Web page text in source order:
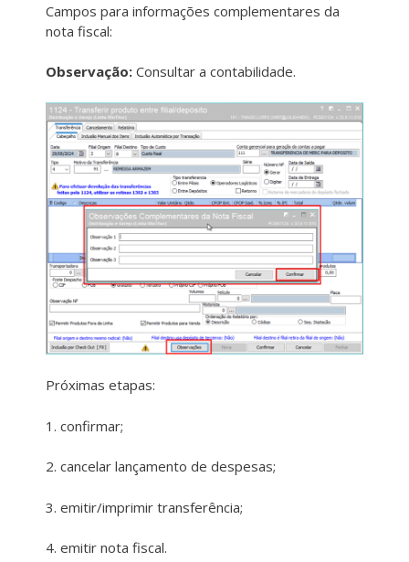
Campos para informações complementares da
nota fiscal:
Observação: Consultar a contabilidade.
Próximas etapas:
1. confirmar;
2. cancelar lançamento de despesas;
3. emitir/imprimir transferência;
4. emitir nota fiscal.